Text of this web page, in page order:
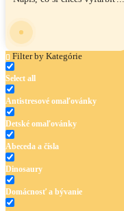
Filter by Kategórie
Select all
Antistresové omaľovánky
Detské omaľovánky
Abeceda a čísla
Dinosaury
Domácnosť a bývanie
Zadaj názov, oblasť alebo
Antistresové
Abeceda a čísla